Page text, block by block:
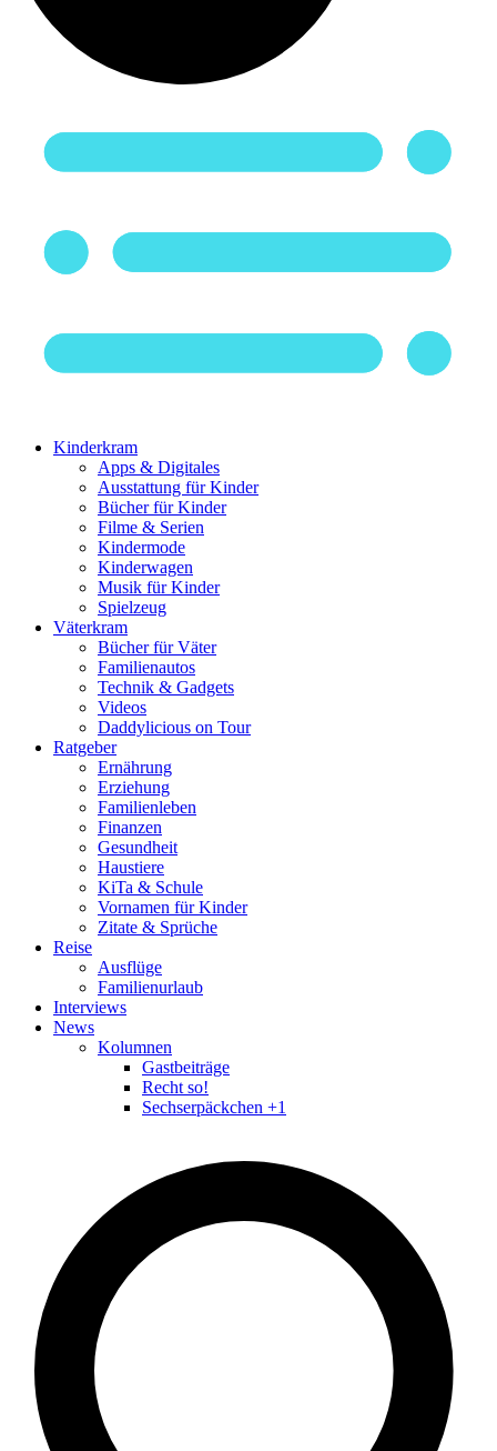
Kinderkram
Apps & Digitales
Ausstattung für Kinder
Bücher für Kinder
Filme & Serien
Kindermode
Kinderwagen
Musik für Kinder
Spielzeug
Väterkram
Bücher für Väter
Familienautos
Technik & Gadgets
Videos
Daddylicious on Tour
Ratgeber
Ernährung
Erziehung
Familienleben
Finanzen
Gesundheit
Haustiere
KiTa & Schule
Vornamen für Kinder
Zitate & Sprüche
Reise
Ausflüge
Familienurlaub
Interviews
News
Kolumnen
Gastbeiträge
Recht so!
Sechserpäckchen +1